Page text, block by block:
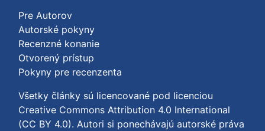
Pre Autorov
Autorské pokyny
Recenzné konanie
Otvorený prístup
Pokyny pre recenzenta
Všetky články sú licencované pod licenciou
Creative Commons Attribution 4.0 International
(CC BY 4.0). Autori si ponechávajú autorské práva